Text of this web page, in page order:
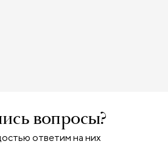
вопросы?
ответим на них